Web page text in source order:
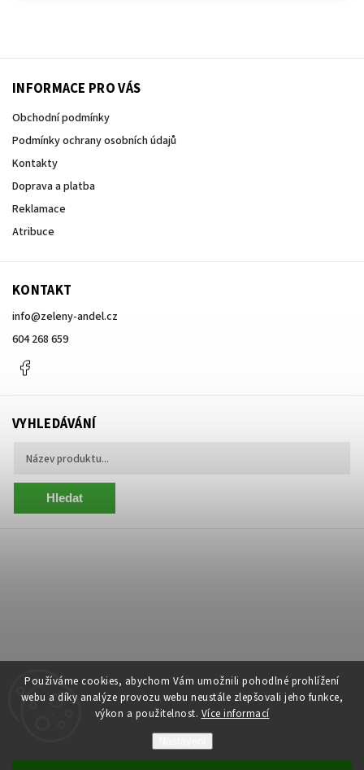
Používáme cookies, abychom Vám umožnili pohodlné prohlížení
webu a díky analýze provozu webu neustále zlepšovali jeho funkce,
výkon a použitelnost. Více informací
INFORMACE PRO VÁS
Obchodní podmínky
Podmínky ochrany osobních údajů
Kontakty
Doprava a platba
Reklamace
Atribuce
KONTAKT
info@zeleny-andel.cz
604 268 659
VYHLEDÁVÁNÍ
Hledat
Copyright 2026 Centrum Zelený Anděl
Grafický návrh vytvořil a nakódoval